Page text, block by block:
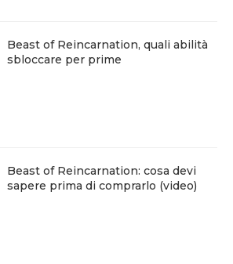
Beast of Reincarnation, quali abilità
sbloccare per prime
Beast of Reincarnation: cosa devi
sapere prima di comprarlo (video)